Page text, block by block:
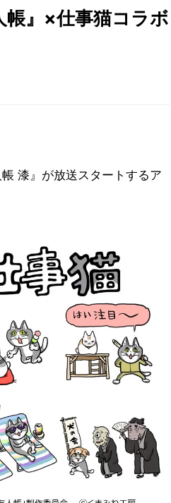
帳』×仕事猫コラボ
漆』が放送スタートするア